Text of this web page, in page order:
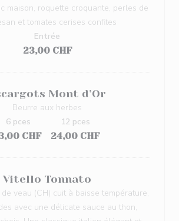
maison, roquette croquante, perles de
et tomates cerises confites
23,00 CHF
Entrée
Mont d’Or
Beurre aux herbes
CHF
6 pces
24,00 CHF
12 pces
Vitello Tonnato
veau (CH) cuit à baisse température,
avec une délicate sauce au thon,